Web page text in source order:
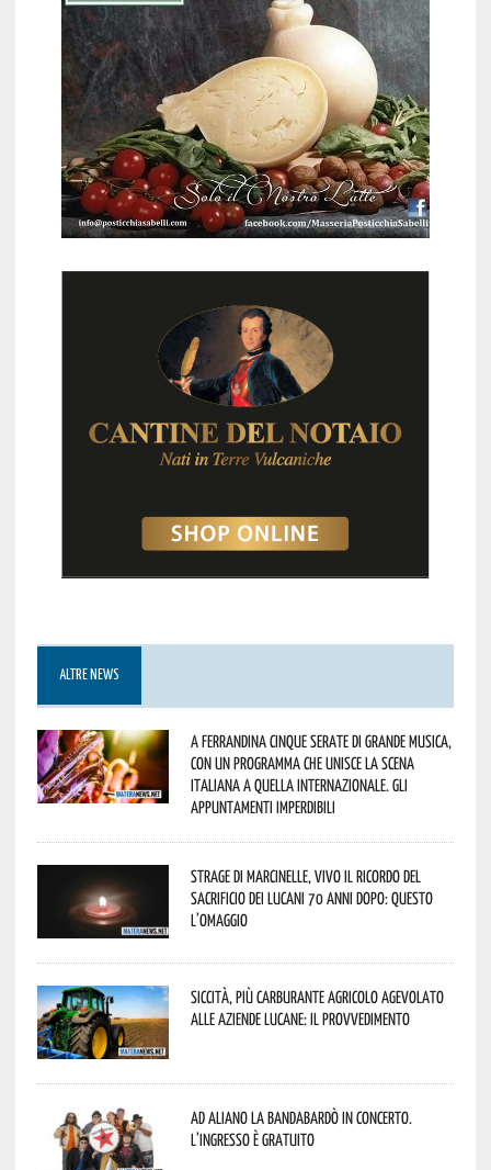
ALTRE NEWS
A Ferrandina cinque serate di grande musica,
con un programma che unisce la scena
italiana a quella internazionale. Gli
appuntamenti imperdibili
Strage di Marcinelle, vivo il ricordo del
sacrificio dei lucani 70 anni dopo: questo
l’omaggio
Siccità, più carburante agricolo agevolato
alle aziende lucane: il provvedimento
Ad Aliano la Bandabardò in concerto.
L’ingresso è gratuito